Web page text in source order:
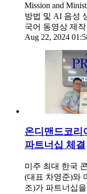
Mission and
방법 및 AI 음성
국어 동영상 제
Aug 22, 2024
온디맨드코리
파트너십 체결
미주 최대 한국
(대표 차영준)와
조)가 파트너십